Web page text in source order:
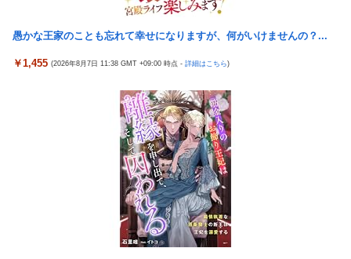
に無抵抗だったことが発覚
【緊急】世界各地で販売の中国企業Zbtlink製ルーター20機種に
韓国KOSPIで徹底的に儲けたい某海外資本、韓国人投資家に楽観
的すぎる未来予測を提示して……
15歳少女に薬と酒飲ませカラオケ店で性的暴行、動画撮影 54歳
無職を再逮捕 動画770本も見つかる
大日本帝国陸軍「侵攻できたとして、食糧どうすんだよ」大本営
「現地調達」陸軍「え？」
【FF16】 「ファイナルファンタジー16」発売日が6/22に決定＆
最新PV公開！思ったより発売早い…もう半年後か！
韓国が独島を不法占拠？…日本の高校新教科書、また強引な主張
【ウマ娘】バッドイベントの中でもサボり癖だけは許さん
【スパロボ】インパクトやアルファ外伝くらいのバランス求
撃で倒せてたけどね
増水した川に取り残されたアライグマ、パドルボードで救助され
て人の脚の下に潜り込む【海外の反応】
愚かな王家のことも忘れて幸せになりますが、何がいけませんの？...
￥1,455 (2026年8月7日 11:38 GMT +09:00 時点 - 詳細はこちら)